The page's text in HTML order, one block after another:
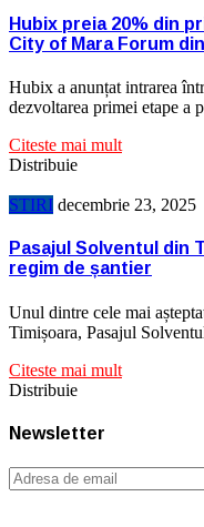
Hubix preia 20% din
City of Mara Forum
Hubix a anunțat intrarea
dezvoltarea primei etape a
Citeste mai mult
Distribuie
STIRI decembrie 23, 2025
Pasajul Solventul din
regim de șantier
Unul dintre cele mai
Timișoara, Pasajul
Citeste mai mult
Distribuie
Newsletter